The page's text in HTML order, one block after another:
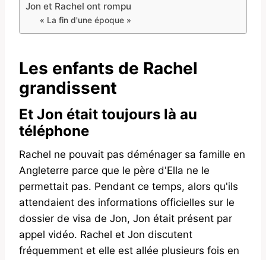
Jon et Rachel ont rompu
« La fin d'une époque »
Les enfants de Rachel
grandissent
Et Jon était toujours là au
téléphone
Rachel ne pouvait pas déménager sa famille en
Angleterre parce que le père d'Ella ne le
permettait pas. Pendant ce temps, alors qu'ils
attendaient des informations officielles sur le
dossier de visa de Jon, Jon était présent par
appel vidéo. Rachel et Jon discutent
fréquemment et elle est allée plusieurs fois en